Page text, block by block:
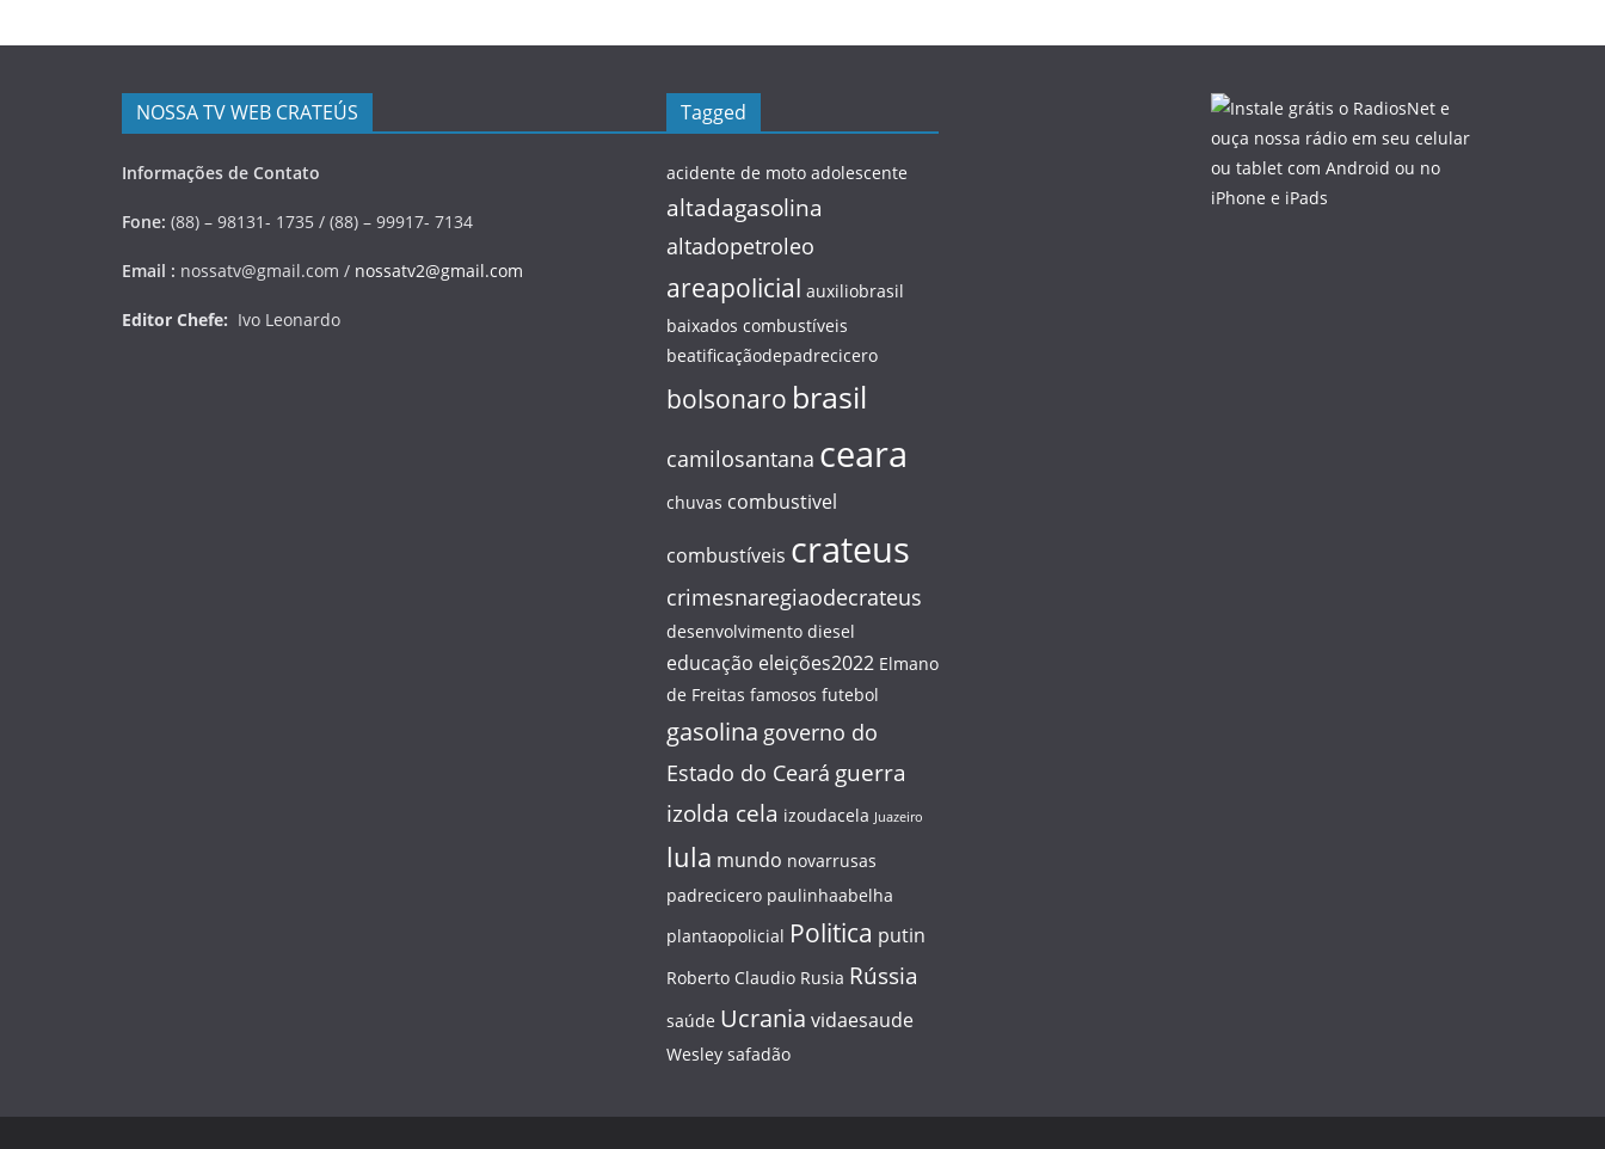
NOSSA TV WEB CRATEÚS
Informações de Contato
Fone: (88) – 98131- 1735 / (88) – 99917- 7134
Email : nossatv@gmail.com / nossatv2@gmail.com
Editor Chefe: Ivo Leonardo
Tagged
acidente de moto adolescente
altadagasolina
altadopetroleo
areapolicial auxiliobrasil
baixados combustíveis
beatificaçãodepadrecicero
bolsonaro brasil
camilosantana ceara
chuvas combustivel
combustíveis crateus
crimesnaregiaodecrateus
desenvolvimento diesel
educação eleições2022 Elmano
de Freitas famosos futebol
gasolina governo do
Estado do Ceará guerra
izolda cela izoudacela Juazeiro
lula mundo novarrusas
padrecicero paulinhaabelha
plantaopolicial Politica putin
Roberto Claudio Rusia Rússia
saúde Ucrania vidaesaude
Wesley safadão